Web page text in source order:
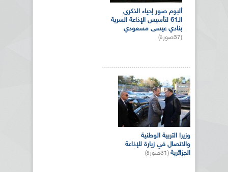
ألبوم صور إحياء الذكرى
الـ61 لتأسيس الإذاعة السرية
بنادي عيسى مسعودي
(37صورة)
وزيرا التربية الوطنية
والاتصال في زيارة للإذاعة
الجزائرية (31صورة)